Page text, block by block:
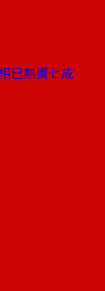
已熱賣七成